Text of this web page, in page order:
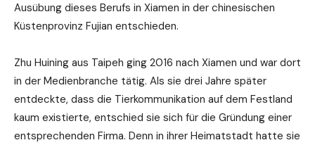
Ausübung dieses Berufs in Xiamen in der chinesischen
Küstenprovinz Fujian entschieden.
Zhu Huining aus Taipeh ging 2016 nach Xiamen und war dort
in der Medienbranche tätig. Als sie drei Jahre später
entdeckte, dass die Tierkommunikation auf dem Festland
kaum existierte, entschied sie sich für die Gründung einer
entsprechenden Firma. Denn in ihrer Heimatstadt hatte sie